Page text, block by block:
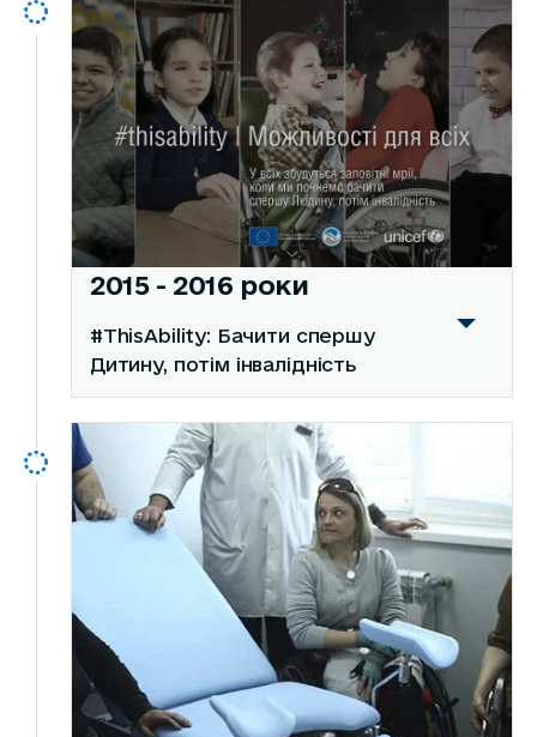
2015 - 2016 роки
#ThisAbility: Бачити спершу
Дитину, потім інвалідність